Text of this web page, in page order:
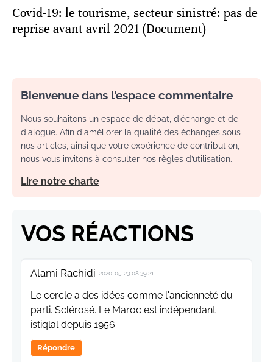
Covid-19: le tourisme, secteur sinistré: pas de
reprise avant avril 2021 (Document)
Bienvenue dans l’espace commentaire
Nous souhaitons un espace de débat, d’échange et de
dialogue. Afin d'améliorer la qualité des échanges sous
nos articles, ainsi que votre expérience de contribution,
nous vous invitons à consulter nos règles d’utilisation.
Lire notre charte
VOS RÉACTIONS
Alami Rachidi 2020-05-23 08:39:21
Le cercle a des idées comme l'ancienneté du
parti. Sclérosé. Le Maroc est indépendant
istiqlal depuis 1956.
Répondre